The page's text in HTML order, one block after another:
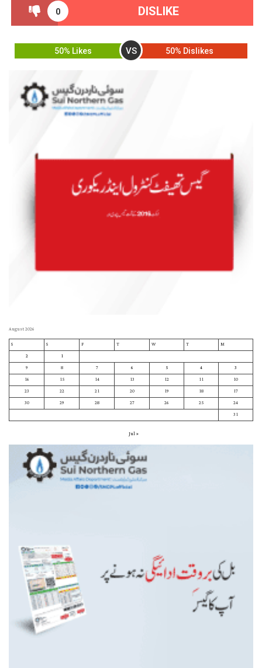
0 DISLIKE
50% Likes VS 50% Dislikes
August 2026
M
T
W
T
F
S
S
1
2
3
4
5
6
7
8
9
10
11
12
13
14
15
16
17
18
19
20
21
22
23
24
25
26
27
28
29
30
31
« Jul